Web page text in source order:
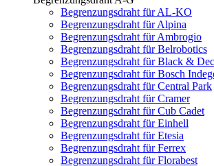
Begrenzungsdraht für AL-KO
Begrenzungsdraht für Alpina
Begrenzungsdraht für Ambrogio
Begrenzungsdraht für Belrobotics
Begrenzungsdraht für Black &
Begrenzungsdraht für Bosch
Begrenzungsdraht für Central Park
Begrenzungsdraht für Cramer
Begrenzungsdraht für Cub Cadet
Begrenzungsdraht für Einhell
Begrenzungsdraht für Etesia
Begrenzungsdraht für Ferrex
Begrenzungsdraht für Florabest